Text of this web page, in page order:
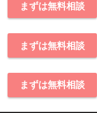
まずは無料相談
まずは無料相談
まずは無料相談